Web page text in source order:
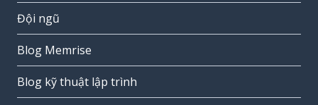
Đội ngũ
Blog Memrise
Blog kỹ thuật lập trình